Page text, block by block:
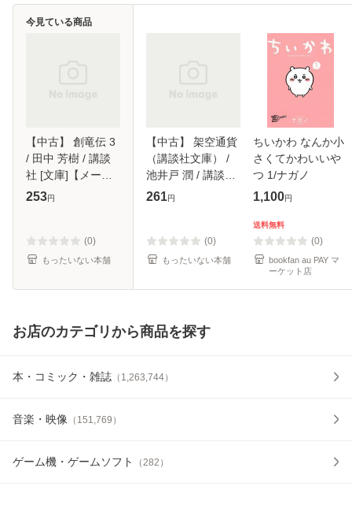
【中古】 創竜伝 3
/ 田中 芳樹 / 講談
社 [文庫]【メール
便送料無料】
253円
(0)
もったいない本舗
今見ている商品
【中古】 架空通貨
（講談社文庫） /
池井戸 潤 / 講談社
[文庫]【メール便送
261円
(0)
もったいない本舗
ちいかわ なんか小
さくてかわいいや
つ 1/ナガノ
1,100円
送料無料
(0)
bookfan au PAY マ
ーケット店
お店のカテゴリから商品を探す
本・コミック・雑誌 （ 1,263,744）
音楽・映像 （ 151,769 ）
ゲーム機・ゲームソフト （282 ）